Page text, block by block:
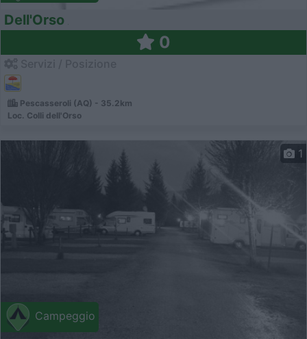
Dell'Orso
0
Pescasseroli (AQ) - 35.2km
Loc. Colli dell'Orso
Campeggio
1